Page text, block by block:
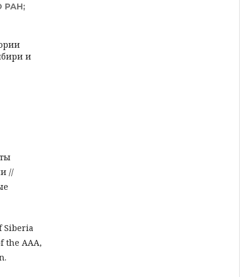
РАН;
и
//
Siberia
the AAA,